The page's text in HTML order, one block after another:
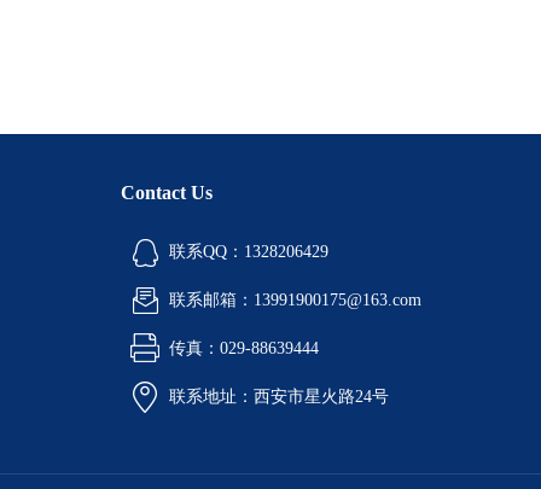
Contact Us
联系QQ：1328206429
联系邮箱：13991900175@163.com
传真：029-88639444
联系地址：西安市星火路24号